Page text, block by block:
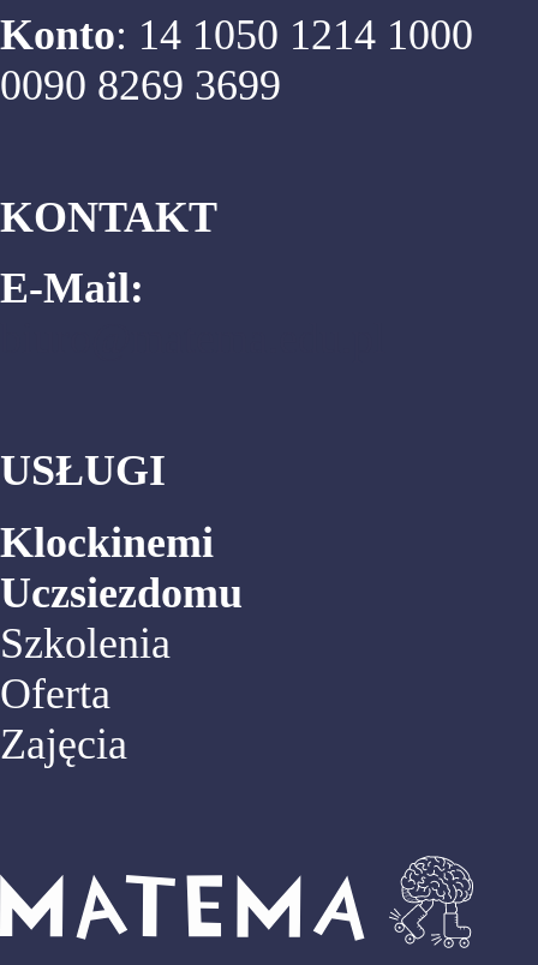
Konto: 14 1050 1214 1000
0090 8269 3699
KONTAKT
E-Mail:
USŁUGI
Klockinemi
Uczsiezdomu
Szkolenia
Oferta
Zajęcia